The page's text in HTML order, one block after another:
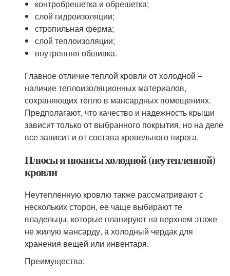
контробрешетка и обрешетка;
слой гидроизоляции;
стропильная ферма;
слой теплоизоляции;
внутренняя обшивка.
Главное отличие теплой кровли от холодной –
наличие теплоизоляционных материалов,
сохраняющих тепло в мансардных помещениях.
Предполагают, что качество и надежность крыши
зависит только от выбранного покрытия, но на деле
все зависит и от состава кровельного пирога.
Плюсы и нюансы холодной (неутепленной)
кровли
Неутепленную кровлю также рассматривают с
нескольких сторон, ее чаще выбирают те
владельцы, которые планируют на верхнем этаже
не жилую мансарду, а холодный чердак для
хранения вещей или инвентаря.
Преимущества: